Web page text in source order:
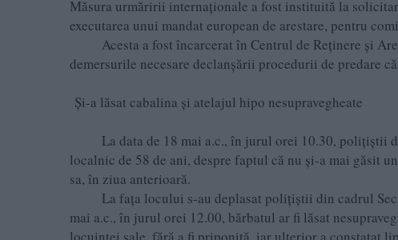
Măsura urmăririi internaţionale a fost instituită la
executarea unui mandat european de arestare, pentru
Acesta a fost încarcerat în Centrul de Reţinere şi
demersurile necesare declanşării procedurii de predare
Şi-a lăsat cabalina şi atelajul hipo nesupravegheate
La data de 18 mai a.c., în jurul orei 10.30, poliţiştii
localnic de 58 de ani, despre faptul că nu şi-a mai găsit
sa, în ziua anterioară.
La faţa locului s-au deplasat poliţiştii din cadrul
mai a.c., în jurul orei 12.00, bărbatul ar fi lăsat
locuinţei sale, fără a fi priponită, iar ulterior a constatat